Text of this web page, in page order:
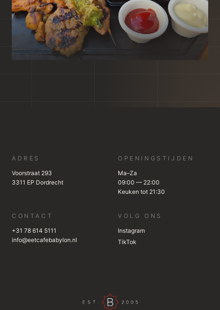
ADRES
Voorstraat 293
3311 EP Dordrecht
OPENINGSTIJDEN
Ma–Za
09:00 — 22:00
Keuken tot 21:30
CONTACT
+31 78 614 5111
info@eetcafebabylon.nl
VOLG ONS
Instagram
TikTok